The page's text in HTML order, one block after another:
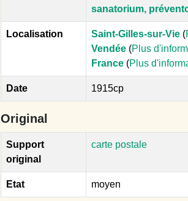
sanatorium,
Localisation Saint-Gilles-sur-Vie (
Vendée (Plus
France (Plus
Date 1915cp
Original
Support
original
carte postale
Etat moyen